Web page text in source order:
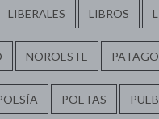
LIBERALES LIBROS
NOROESTE
POETAS